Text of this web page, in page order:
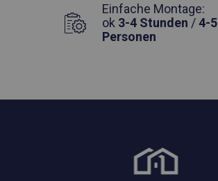
Einfache Montage:
ok 3-4 Stunden /4-5
Personen